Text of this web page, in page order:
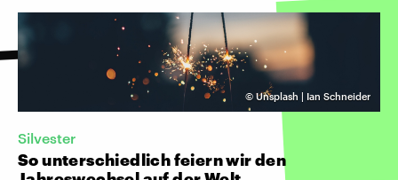
© Unsplash | Ian Schneider
Silvester
So unterschiedlich feiern wir den